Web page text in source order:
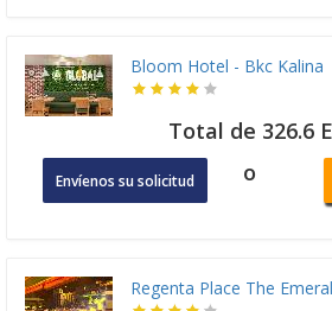
Bloom Hotel - Bkc Kalina
Total de 326.6
Envíenos su solicitud o
Regenta Place The